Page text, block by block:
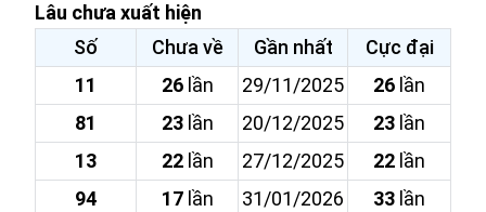
Lâu chưa xuất hiện
Số
Chưa về Gần nhất
Cực đại
11
26lần 29/11/2025 26 lần
81
23lần 20/12/2025 23 lần
13
22lần 27/12/2025 22 lần
94
17lần 31/01/2026 33 lần